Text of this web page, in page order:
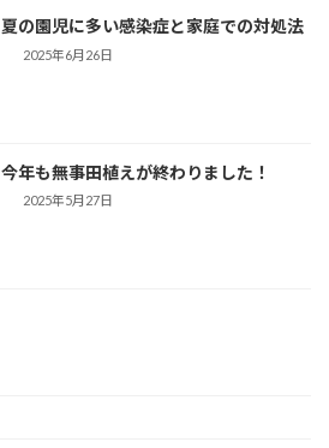
夏の園児に多い感染症と家庭での対処法
2025年6月26日
今年も無事田植えが終わりました！
2025年5月27日